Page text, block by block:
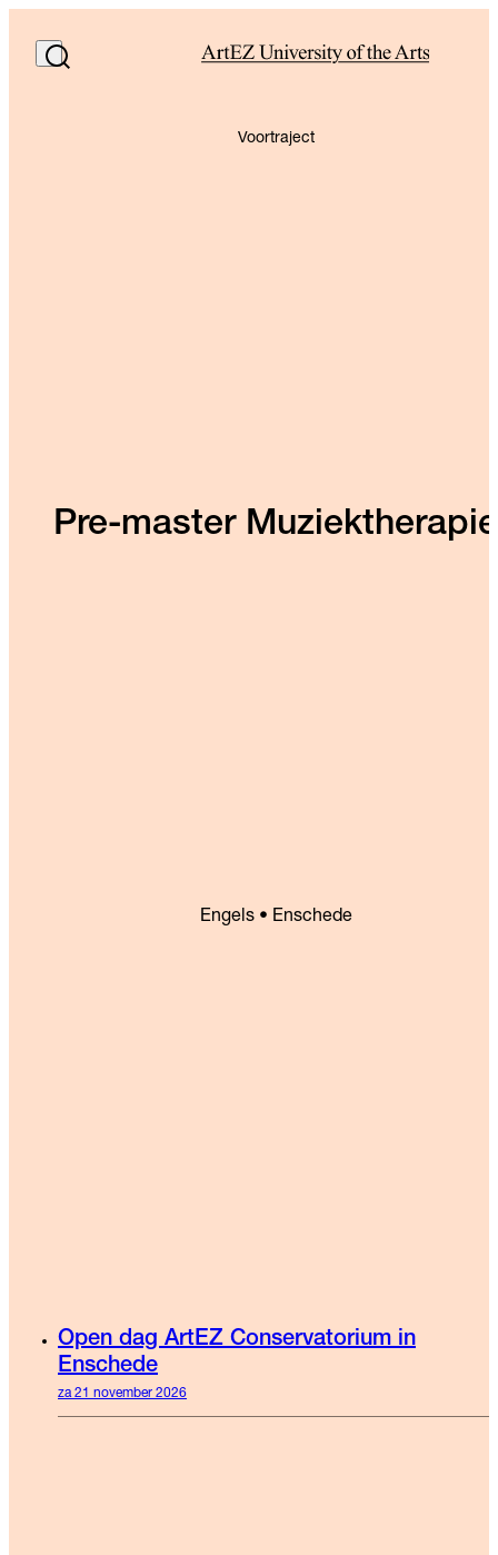
Voortraject
Pre-master Muziektherapie
Engels • Enschede
Open dag ArtEZ Conservatorium in
Enschede
za 21 november 2026